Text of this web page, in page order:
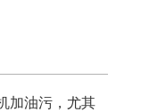
加油污，尤其